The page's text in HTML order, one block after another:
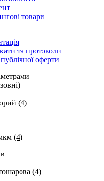
товари
та протоколи
оферти
(4)
(4)
(4)